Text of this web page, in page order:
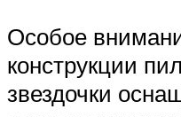
Особое
конструкции
звездочки